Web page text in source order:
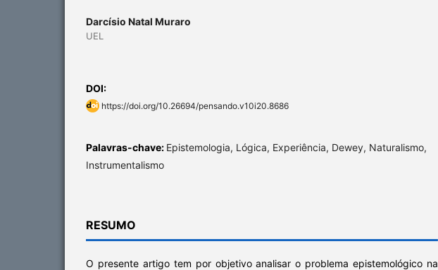
Darcísio Natal Muraro
UEL
DOI:
https://doi.org/10.26694/pensando.v10i20.8686
Palavras-chave: Epistemologia, Lógica, Experiência, Dewey, Naturalismo,
Instrumentalismo
RESUMO
O presente artigo tem por objetivo analisar o problema epistemológico na